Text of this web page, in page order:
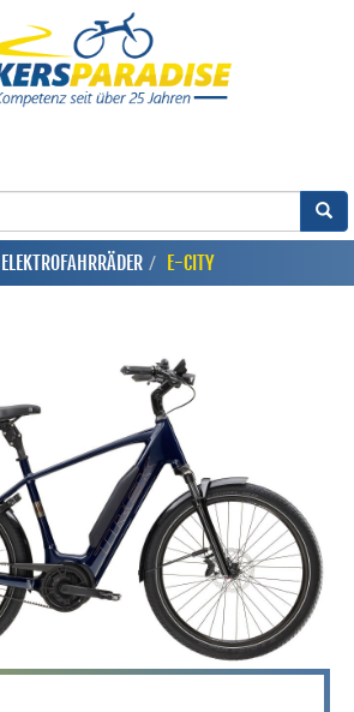
ELEKTROFAHRRÄDER E-CITY